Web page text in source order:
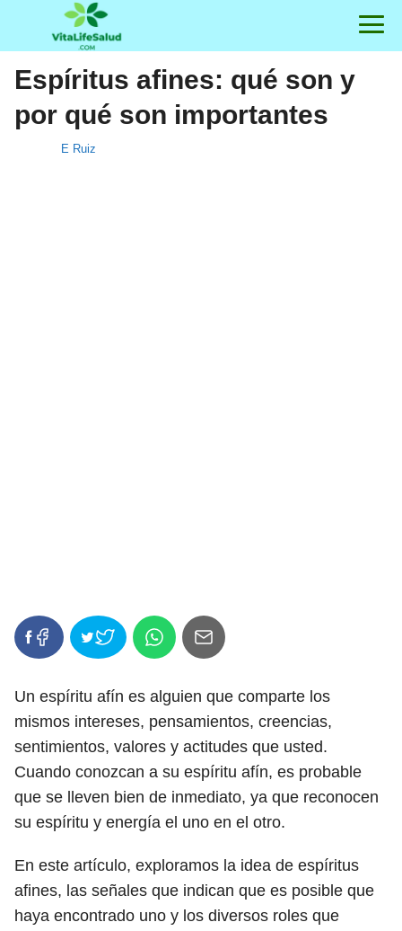
Espíritus afines: qué son y
por qué son importantes
E Ruiz
Un espíritu afín es alguien que comparte los
mismos intereses, pensamientos, creencias,
sentimientos, valores y actitudes que usted.
Cuando conozcan a su espíritu afín, es probable
que se lleven bien de inmediato, ya que reconocen
su espíritu y energía el uno en el otro.
En este artículo, exploramos la idea de espíritus
afines, las señales que indican que es posible que
haya encontrado uno y los diversos roles que